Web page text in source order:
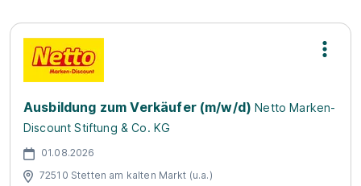
Ausbildung zum Verkäufer (m/w/d) Netto Marken-
Discount Stiftung & Co. KG
01.08.2026
72510 Stetten am kalten Markt (u.a.)